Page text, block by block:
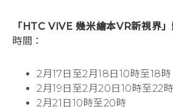
「HTC VIVE 幾米繪本VR新視界
時間：
2月17日至2月18日10時至18時
2月19日至2月20日10時至22時
2月21日10時至20時